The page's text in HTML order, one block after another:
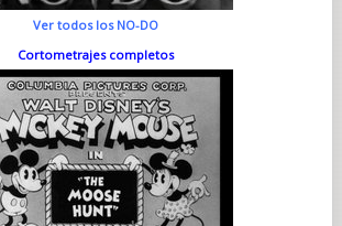
Ver todos los NO-DO
Cortometrajes completos